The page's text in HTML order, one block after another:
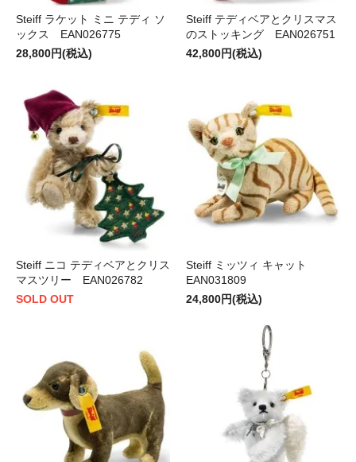
Steiff ラケット ミニ テディ ソ
ックス EAN026775
28,800円(税込)
Steiff テディベアとクリスマス
のストッキング EAN026751
42,800円(税込)
Steiff ニコ テディベアとクリス
マスツリー EAN026782
SOLD OUT
Steiff ミッツィ キャット
EAN031809
24,800円(税込)